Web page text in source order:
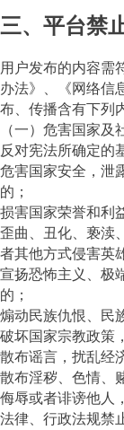
三、平台禁
用户发布的内容需
办法》、《网络信
布、传播含有下列
（一）危害国家
反对宪法所确定的
危害国家安全，泄
的；
损害国家荣誉和利
歪曲、丑化、亵渎
者其他方式侵害英
宣扬恐怖主义、极
的；
煽动民族仇恨、民
破坏国家宗教政策
散布谣言，扰乱经
散布淫秽、色情、
侮辱或者诽谤他人
法律、行政法规禁